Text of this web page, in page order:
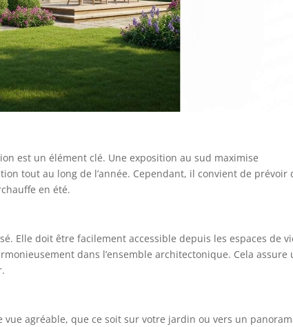
est un élément clé. Une exposition au sud maximise
tout au long de l’année. Cependant, il convient de prévoir
en été.
Elle doit être facilement accessible depuis les espaces de
dans l’ensemble architectonique. Cela assure
agréable, que ce soit sur votre jardin ou vers un